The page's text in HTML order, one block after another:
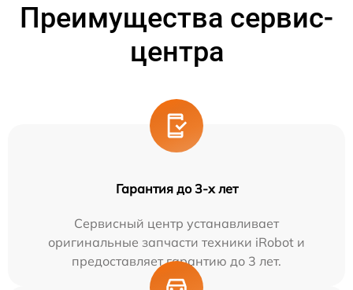
Преимущества сервис-
центра
Гарантия до 3-х лет
Сервисный центр устанавливает
оригинальные запчасти техники iRobot и
предоставляет гарантию до 3 лет.